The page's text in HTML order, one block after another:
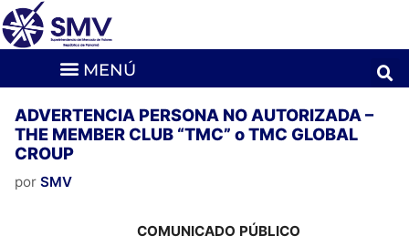
ADVERTENCIA PERSONA NO AUTORIZADA –
THE MEMBER CLUB “TMC” o TMC GLOBAL
CROUP
por SMV
COMUNICADO PÚBLICO